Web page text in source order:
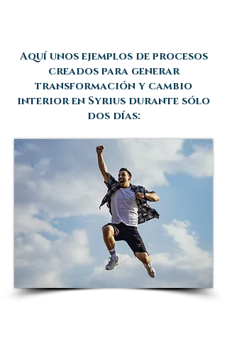
Aquí unos ejemplos de procesos
creados para generar
transformación y cambio
interior en Syrius durante sólo
dos días: